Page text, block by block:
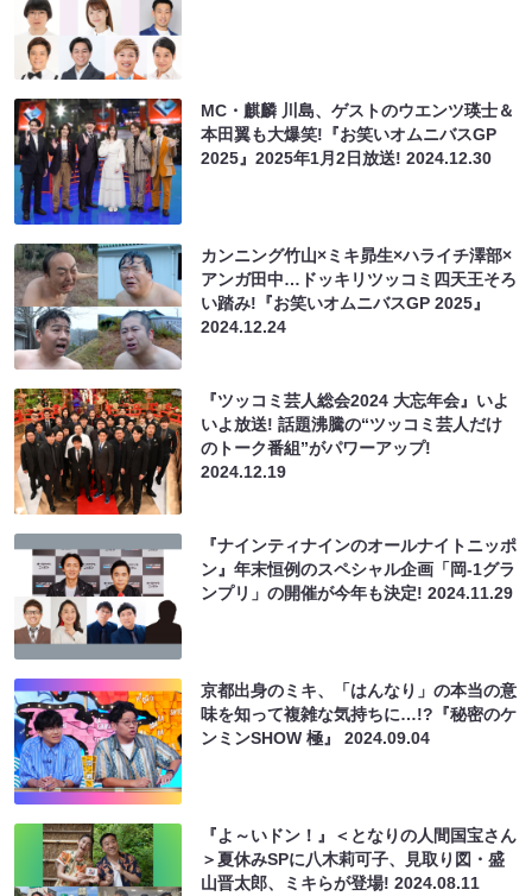
MC・麒麟 川島、ゲストのウエンツ瑛士＆
本田翼も大爆笑!『お笑いオムニバスGP
2025』2025年1月2日放送!2024.12.30
カンニング竹山×ミキ昴生×ハライチ澤部×
アンガ田中…ドッキリツッコミ四天王そろ
い踏み!『お笑いオムニバスGP 2025』
2024.12.24
『ツッコミ芸人総会2024 大忘年会』いよ
いよ放送! 話題沸騰の“ツッコミ芸人だけ
のトーク番組”がパワーアップ!
2024.12.19
『ナインティナインのオールナイトニッポ
ン』年末恒例のスペシャル企画「岡-1グラ
ンプリ」の開催が今年も決定!2024.11.29
京都出身のミキ、「はんなり」の本当の意
味を知って複雑な気持ちに…!?『秘密のケ
ンミンSHOW 極』2024.09.04
『よ～いドン！』＜となりの人間国宝さん
＞夏休みSPに八木莉可子、見取り図・盛
山晋太郎、ミキらが登場!2024.08.11